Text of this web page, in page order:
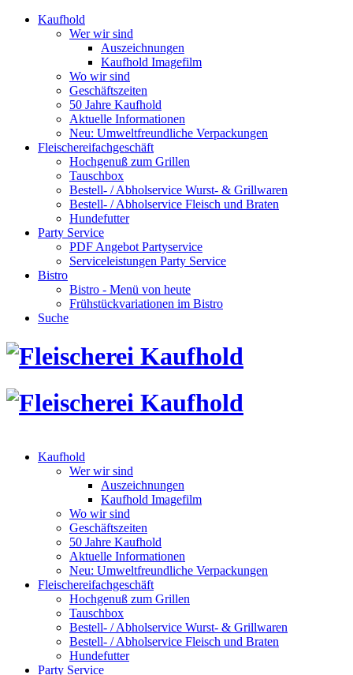
Kaufhold
Wer wir sind
Auszeichnungen
Kaufhold Imagefilm
Wo wir sind
Geschäftszeiten
50 Jahre Kaufhold
Aktuelle Informationen
Neu: Umweltfreundliche Verpackungen
Fleischereifachgeschäft
Hochgenuß zum Grillen
Tauschbox
Bestell- / Abholservice Wurst- & Grillwaren
Bestell- / Abholservice Fleisch und Braten
Hundefutter
Party Service
PDF Angebot Partyservice
Serviceleistungen Party Service
Bistro
Bistro - Menü von heute
Frühstückvariationen im Bistro
Suche
Kaufhold
Wer wir sind
Auszeichnungen
Kaufhold Imagefilm
Wo wir sind
Geschäftszeiten
50 Jahre Kaufhold
Aktuelle Informationen
Neu: Umweltfreundliche Verpackungen
Fleischereifachgeschäft
Hochgenuß zum Grillen
Tauschbox
Bestell- / Abholservice Wurst- & Grillwaren
Bestell- / Abholservice Fleisch und Braten
Hundefutter
Party Service